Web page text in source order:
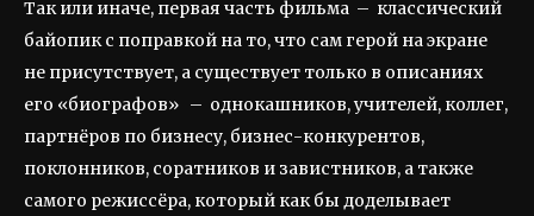
Так или иначе, первая часть фильма – классический
байопик с поправкой на то, что сам герой на экране
не присутствует, а существует только в описаниях
его «биографов» – однокашников, учителей, коллег,
партнёров по бизнесу, бизнес-конкурентов,
поклонников, соратников и завистников, а также
самого режиссёра, который как бы доделывает